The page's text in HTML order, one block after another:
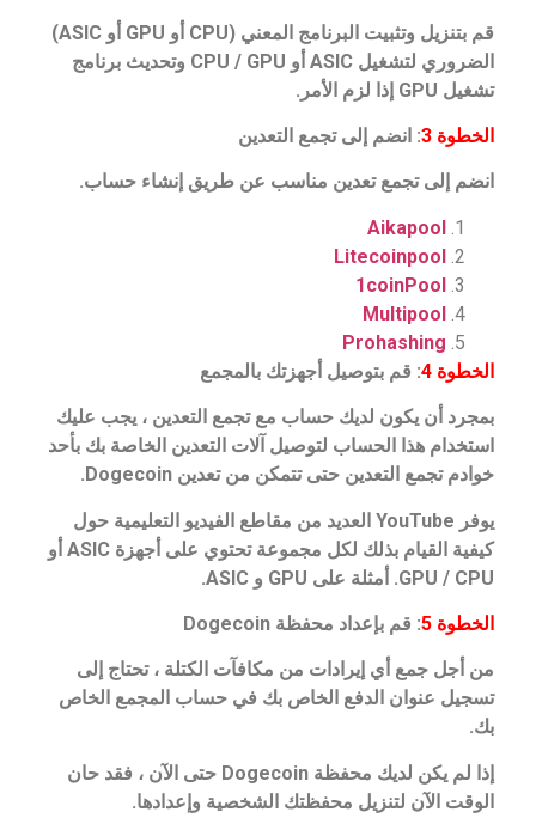
قم بتنزيل وتثبيت البرنامج المعني (CPU أو GPU أو ASIC)
الضروري لتشغيل ASIC أو CPU / GPU وتحديث برنامج
تشغيل GPU إذا لزم الأمر.
الخطوة 3 : انضم إلى تجمع التعدين
انضم إلى تجمع تعدين مناسب عن طريق إنشاء حساب.
Aikapool
Litecoinpool
1coinPool
Multipool
Prohashing
الخطوة 4
: قم بتوصيل أجهزتك بالمجمع
بمجرد أن يكون لديك حساب مع تجمع التعدين ، يجب عليك
استخدام هذا الحساب لتوصيل آلات التعدين الخاصة بك بأحد
خوادم تجمع التعدين حتى تتمكن من تعدين Dogecoin.
يوفر YouTube العديد من مقاطع الفيديو التعليمية حول
كيفية القيام بذلك لكل مجموعة تحتوي على أجهزة ASIC أو
GPU / CPU. أمثلة على GPU و ASIC.
الخطوة 5 : قم بإعداد محفظة Dogecoin
من أجل جمع أي إيرادات من مكافآت الكتلة ، تحتاج إلى
تسجيل عنوان الدفع الخاص بك في حساب المجمع الخاص
بك.
إذا لم يكن لديك محفظة Dogecoin حتى الآن ، فقد حان
الوقت الآن لتنزيل محفظتك الشخصية وإعدادها.